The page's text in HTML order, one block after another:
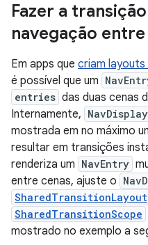
Fazer a
navegação
Em apps que criam layouts
é possível que um
entries das duas cenas
Internamente, NavDisplay
mostrada em no máximo
resultar em transições
renderiza um NavEntry
entre cenas, ajuste o
SharedTransitionLayout
SharedTransitionScope
mostrado no exemplo a